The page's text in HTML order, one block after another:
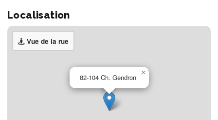
Localisation
Vue de la rue
82-104 Ch. Gendron
×